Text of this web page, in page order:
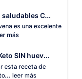
C...
es una excelente
más
SIN huev...
esta receta de
leer más